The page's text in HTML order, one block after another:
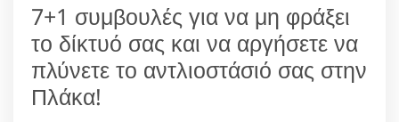
7+1 συμβουλές για να μη φράξει
το δίκτυό σας και να αργήσετε να
πλύνετε το αντλιοστάσιό σας στην
Πλάκα!